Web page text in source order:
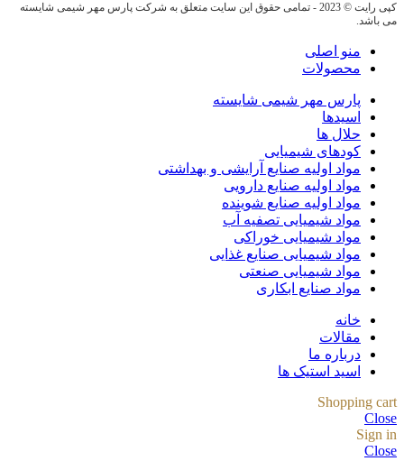
کپی رایت © 2023 - تمامی حقوق این سایت متعلق به شرکت پارس مهر شیمی شایسته
می باشد.
منو اصلی
محصولات
پارس مهر شیمی شایسته
اسیدها
حلال ها
کودهای شیمیایی
مواد اولیه صنایع آرایشی و بهداشتی
مواد اولیه صنایع دارویی
مواد اولیه صنایع شوینده
مواد شیمیایی تصفیه آب
مواد شیمیایی خوراکی
مواد شیمیایی صنایع غذایی
مواد شیمیایی صنعتی
مواد صنایع ابکاری
خانه
مقالات
درباره ما
اسید استیک ها
Shopping cart
Close
Sign in
Close